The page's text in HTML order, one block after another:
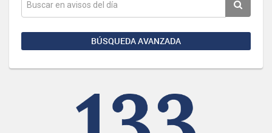
BÚSQUEDA AVANZADA